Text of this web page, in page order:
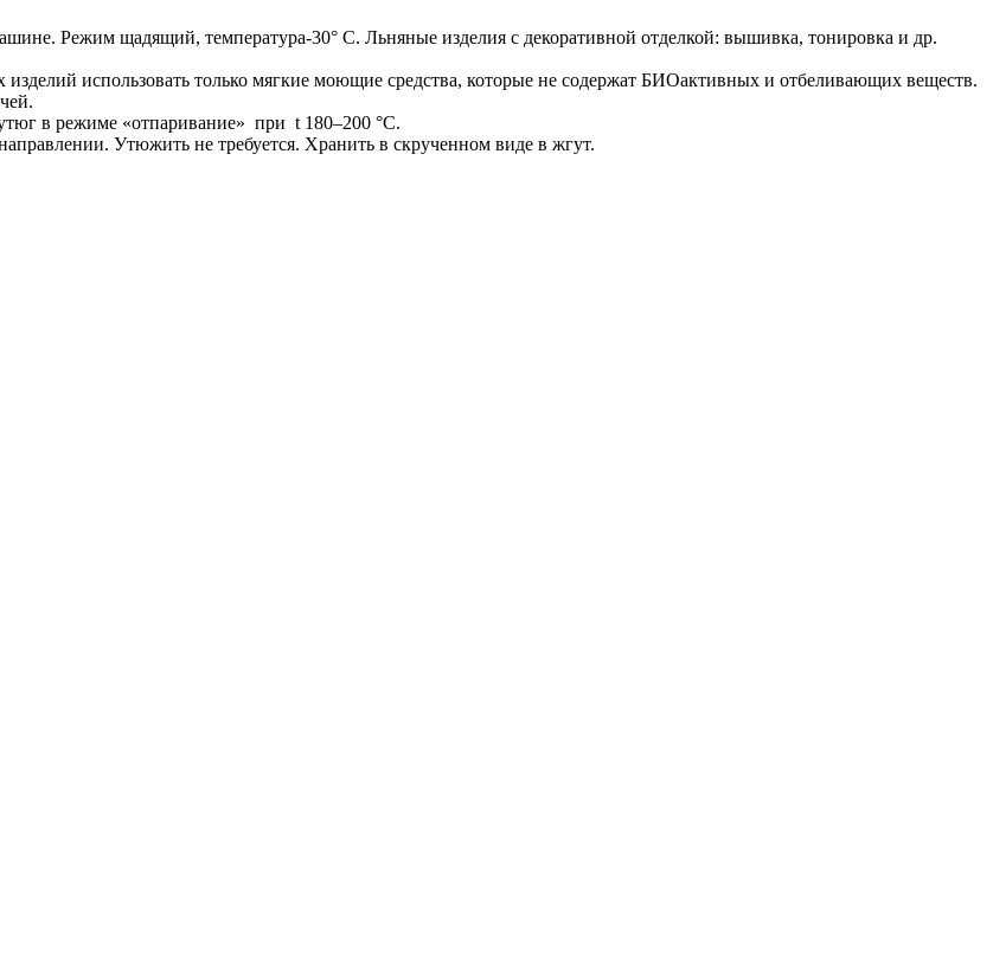
Режим щадящий, температура-30° С. Льняные изделия с декоративной отделкой: вышивка, тонировка и др.
использовать только мягкие моющие средства, которые не содержат БИОактивных и отбеливающих веществ.
в режиме «отпаривание» при t 180–200 °С.
Утюжить не требуется. Хранить в скрученном виде в жгут.